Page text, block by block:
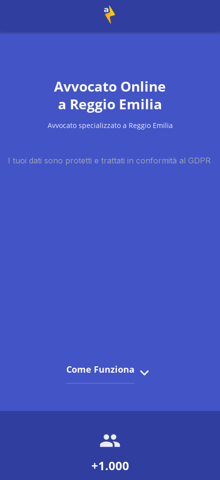
Avvocato Online
a Reggio Emilia
Avvocato specializzato a Reggio Emilia
Come Funziona
+1.000